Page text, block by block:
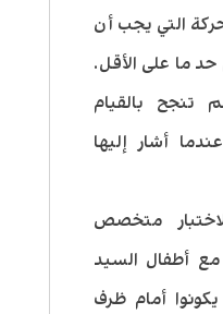
التي يجب أن
حد ما على الأقل.
تنجح بالقيام
أشار إليها
متخصص
أطفال السيد
يكونوا أمام ظرف